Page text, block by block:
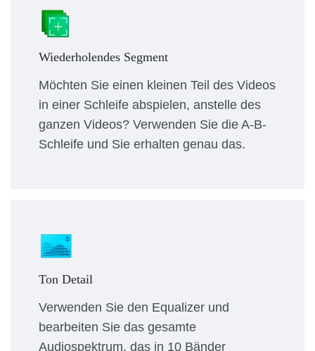
Wiederholendes Segment
Möchten Sie einen kleinen Teil des Videos
in einer Schleife abspielen, anstelle des
ganzen Videos? Verwenden Sie die A-B-
Schleife und Sie erhalten genau das.
Ton Detail
Verwenden Sie den Equalizer und
bearbeiten Sie das gesamte
Audiospektrum, das in 10 Bänder